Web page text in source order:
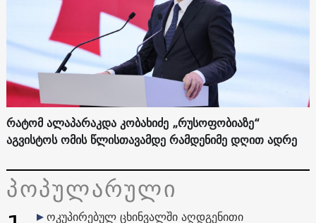
რატომ ალაპარაკდა კობახიძე „რუსოფობიაზე“
აგვისტოს ომის წლისთავამდე რამდენიმე დღით ადრე
პოპულარული
ოკუპირებულ ცხინვალში აღდგენითი